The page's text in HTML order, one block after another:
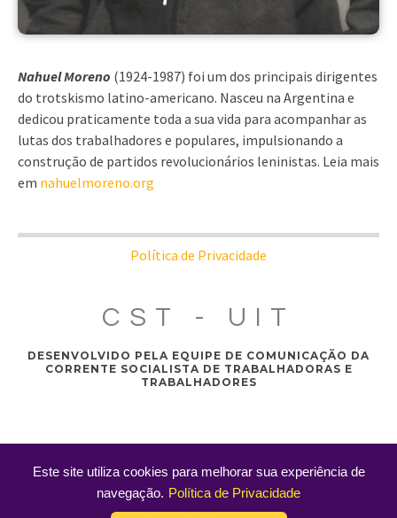
Este site utiliza cookies para melhorar sua experiência de
navegação. Política de Privacidade
Nahuel Moreno (1924-1987) foi um dos principais dirigentes
do trotskismo latino-americano. Nasceu na Argentina e
dedicou praticamente toda a sua vida para acompanhar as
lutas dos trabalhadores e populares, impulsionando a
construção de partidos revolucionários leninistas. Leia mais
em nahuelmoreno.org
Política de Privacidade
CST - UIT
DESENVOLVIDO PELA EQUIPE DE COMUNICAÇÃO DA
CORRENTE SOCIALISTA DE TRABALHADORAS E
TRABALHADORES